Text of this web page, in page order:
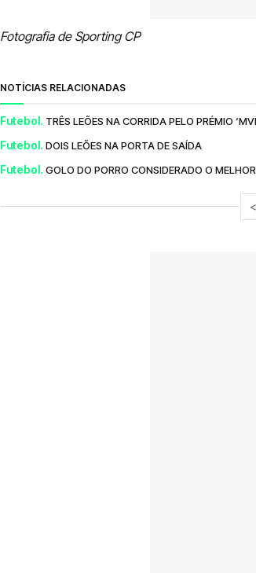
Fotografia de Sporting CP
NOTÍCIAS RELACIONADAS
Futebol. TRÊS LEÕES NA CORRIDA PELO PRÉMIO
Futebol. DOIS LEÕES NA PORTA DE SAÍDA
Futebol. GOLO DO PORRO CONSIDERADO O
<